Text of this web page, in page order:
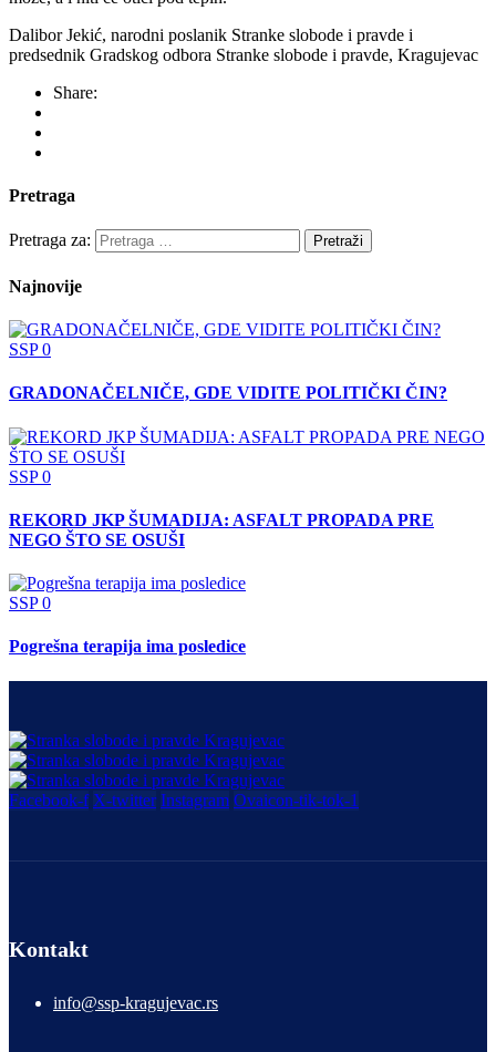
Dalibor Jekić, narodni poslanik Stranke slobode i pravde i
predsednik Gradskog odbora Stranke slobode i pravde, Kragujevac
Share:
Pretraga
Pretraga za:
Najnovije
SSP0
GRADONAČELNIČE, GDE VIDITE POLITIČKI ČIN?
SSP0
REKORD JKP ŠUMADIJA: ASFALT PROPADA PRE
NEGO ŠTO SE OSUŠI
SSP0
Pogrešna terapija ima posledice
Facebook-f X-twitter Instagram Ovaicon-tik-tok-1
Kontakt
info@ssp-kragujevac.rs